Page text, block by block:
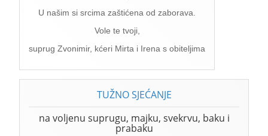
U našim si srcima zaštićena od zaborava.
Vole te tvoji,
suprug Zvonimir, kćeri Mirta i Irena s obiteljima
TUŽNO SJEĆANJE
na voljenu suprugu, majku, svekrvu, baku i
prabaku